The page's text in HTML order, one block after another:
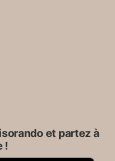
et partez à
!